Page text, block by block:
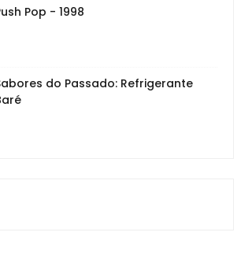
Pop - 1998
do Passado: Refrigerante